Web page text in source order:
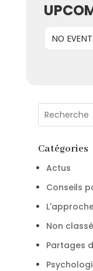
NO
Catégories
Actus
Conseils
L'approche
Non classé
Partages